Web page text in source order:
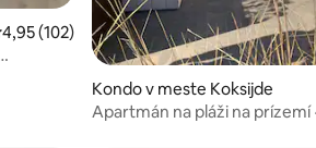
126
ohodnotenie 4,95 z 5, počet
4,95 (102)
Kondo v meste Koksijde
Apartmán na pláži na prízemí